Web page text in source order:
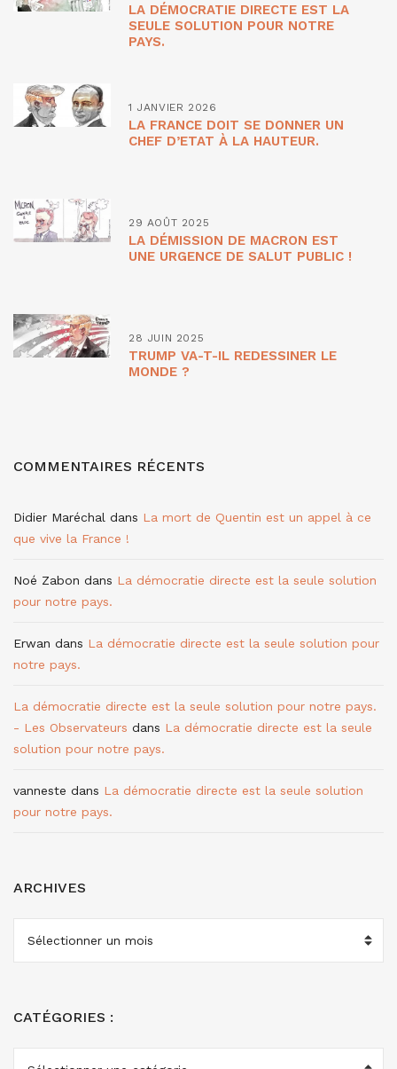
LA DÉMOCRATIE DIRECTE EST LA
SEULE SOLUTION POUR NOTRE
PAYS.
1 JANVIER 2026
LA FRANCE DOIT SE DONNER UN
CHEF D’ETAT À LA HAUTEUR.
29 AOÛT 2025
LA DÉMISSION DE MACRON EST
UNE URGENCE DE SALUT PUBLIC !
28 JUIN 2025
TRUMP VA-T-IL REDESSINER LE
MONDE ?
COMMENTAIRES RÉCENTS
Didier Maréchal dans La mort de Quentin est un appel à ce
que vive la France !
Noé Zabon dans La démocratie directe est la seule solution
pour notre pays.
Erwan dans La démocratie directe est la seule solution pour
notre pays.
La démocratie directe est la seule solution pour notre pays.
- Les Observateurs dans La démocratie directe est la seule
solution pour notre pays.
vanneste dans La démocratie directe est la seule solution
pour notre pays.
ARCHIVES
ARCHIVES
CATÉGORIES :
CATÉGORIES